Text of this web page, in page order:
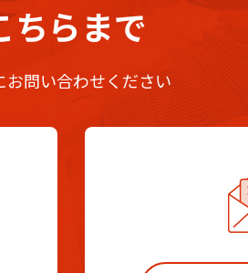
ちらまで
問い合わせください